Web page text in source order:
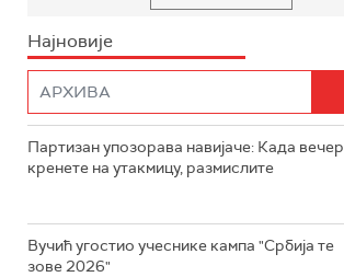
Најновије
Партизан упозорава навијаче: Када
кренете на утакмицу, размислите
Вучић угостио учеснике кампа "Србија те
зове 2026"